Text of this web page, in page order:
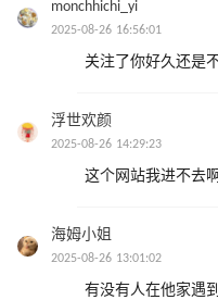
monchhichi_yi
2025-08-26 16:56:01
关注了你好久还是
浮世欢颜
2025-08-26 14:29:23
这个网站我进不去
海姆小姐
2025-08-26 13:01:02
有没有人在他家遇